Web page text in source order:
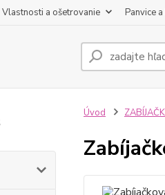
Vlastnosti a ošetrovanie Panvice
Úvod